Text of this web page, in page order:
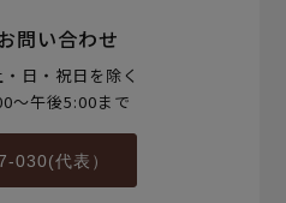
問い合わせ
日・祝日を除く
～午後5:00まで
030(代表）